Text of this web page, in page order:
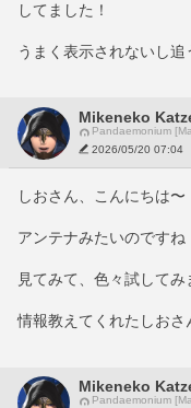
してました！
うまく表示されないし
Mikeneko
Pandaemonium
2026/05/20 07:04
しおさん、こんにちは〜
アンテナみたいのですね
見てみて、色々試してみ
情報教えてくれたしおさ
Mikeneko
Pandaemonium